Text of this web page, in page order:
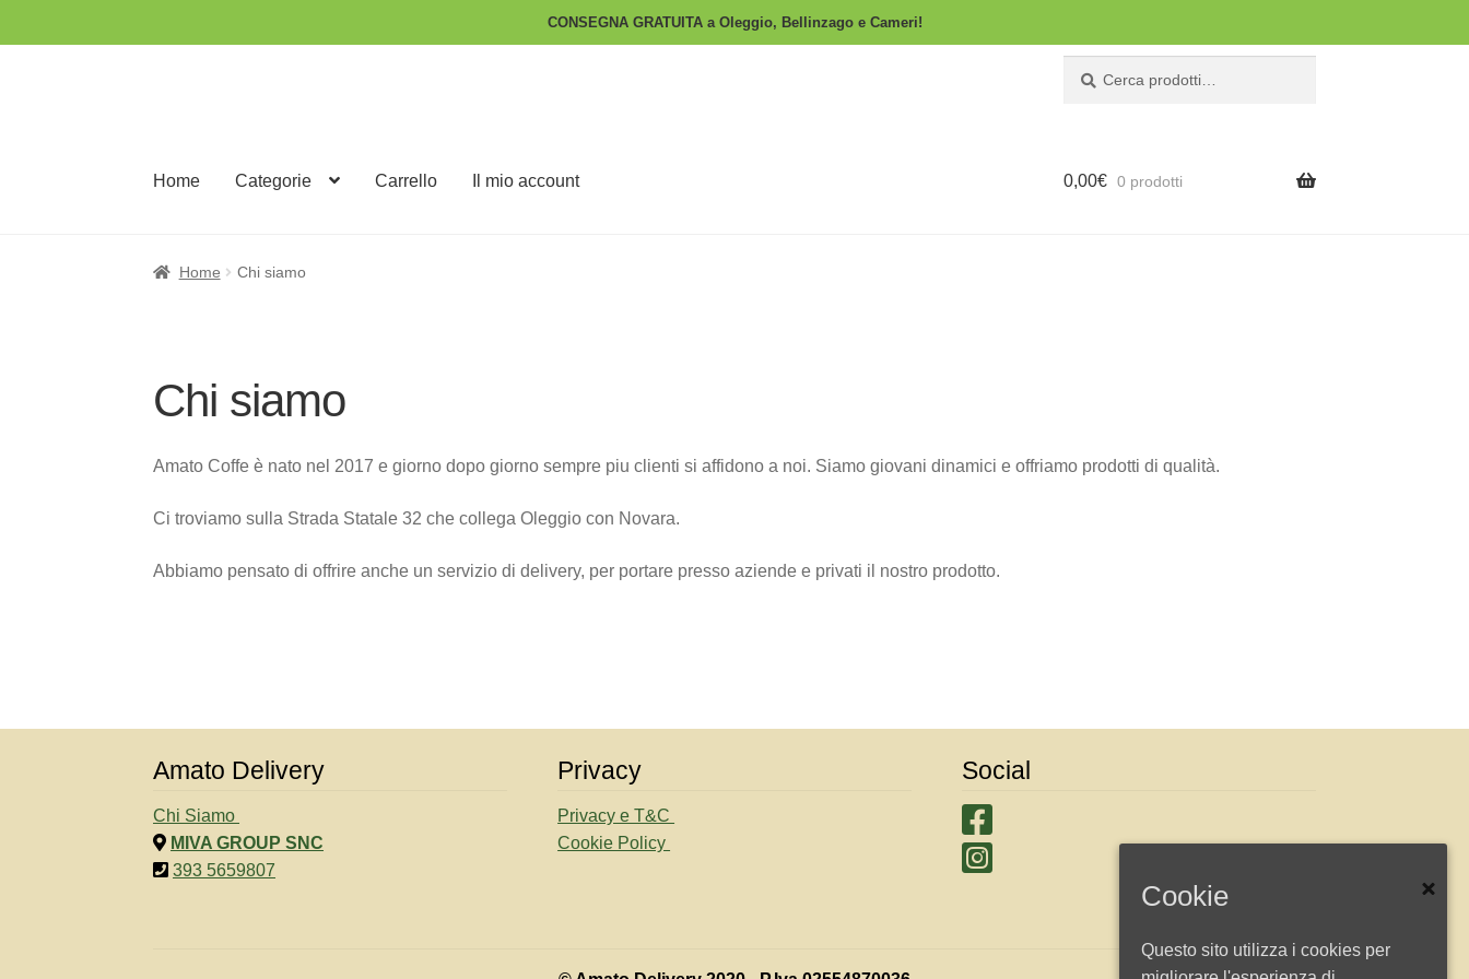
CONSEGNA GRATUITA a Oleggio, Bellinzago e Cameri!
Home Categorie Carrello Il mio account 0,00€ 0 prodotti
Home Chi siamo
Chi siamo
Amato Coffe è nato nel 2017 e giorno dopo giorno sempre piu clienti si affidono a noi. Siamo giovani dinamici e offriamo prodotti di qualità.
Ci troviamo sulla Strada Statale 32 che collega Oleggio con Novara.
Abbiamo pensato di offrire anche un servizio di delivery, per portare presso aziende e privati il nostro prodotto.
Amato Delivery
Chi Siamo
MIVA GROUP SNC
393 5659807
Privacy
Privacy e T&C
Cookie Policy
Social
Cookie
Questo sito utilizza i cookies per